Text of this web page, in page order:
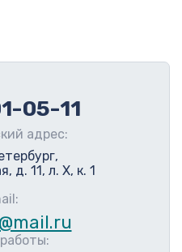
05-11
адрес:
д. 11, л. Х, к. 1